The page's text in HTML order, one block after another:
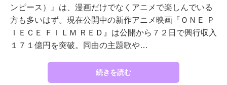
ンピース）』は、漫画だけでなくアニメで楽しんでいる
方も多いはず。現在公開中の新作アニメ映画『ＯＮＥ Ｐ
ＩＥＣＥ ＦＩＬＭ ＲＥＤ』は公開から７２日で興行収入
１７１億円を突破。同曲の主題歌や…
続きを読む